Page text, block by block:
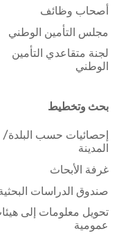
أصحاب وظائف
مجلس التأمين الوطني
لجنة متقاعدي التأمين
الوطني
بحث وتخطيط
إحصائيات حسب البلدة/
المدينة
غرفة الأبحاث
صندوق الدراسات البحثية
تحويل معلومات إلى هيئات
عمومية